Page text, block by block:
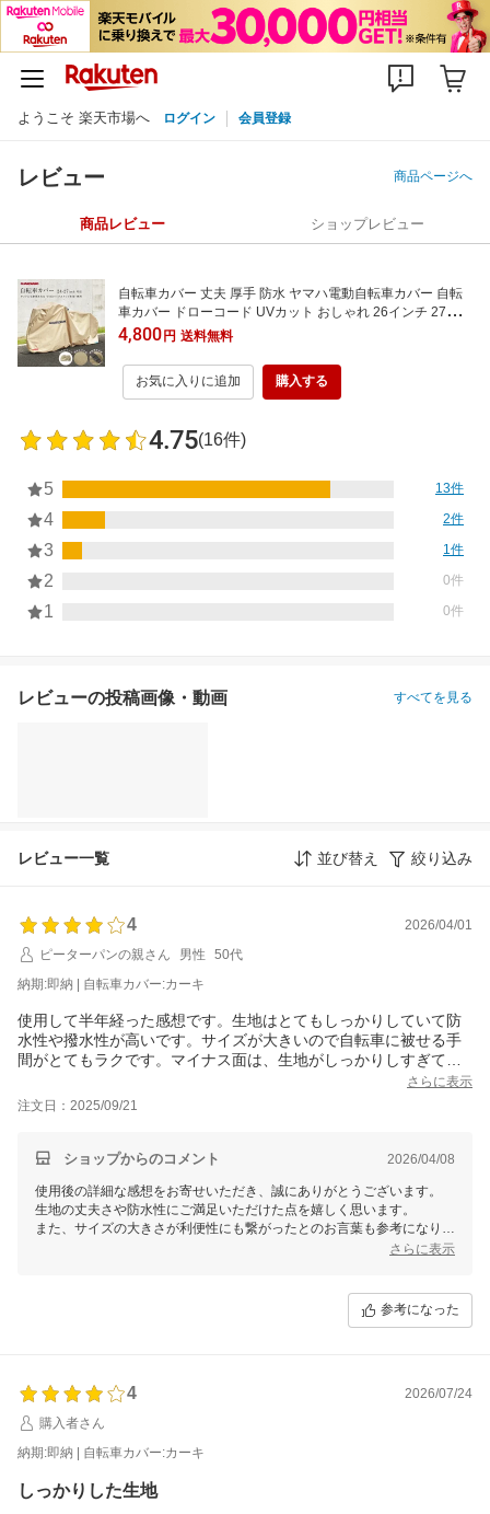
ようこそ 楽天市場へ ログイン 会員登録
レビュー 商品ページへ
商品レビュー ショップレビュー
自転車カバー 丈夫 厚手 防水 ヤマハ電動自転車カバー 自転
車カバー ドローコード UVカット おしゃれ 26インチ 27イン
チ 電動自転車カバー 後ろかご 大きい 破れにくい 飛ばない
サイクルカバー カーキ ベージュ パナソニック ブリジストン
YAMAHA PAS 柊
4,800円 送料無料
お気に入りに追加 購入する
4.75(16件)
5 13件
4 2件
3 1件
2 0件
1 0件
レビューの投稿画像・動画 すべてを見る
レビュー一覧 並び替え 絞り込み
4
2026/04/01
ピーターパンの親さん
男性
50代
納期:即納 | 自転車カバー:カーキ
使用して半年経った感想です。生地はとてもしっかりしていて防
水性や撥水性が高いです。サイズが大きいので自転車に被せる手
間がとてもラクです。マイナス面は、生地がしっかりしすぎて風
をまともに受けてしまうので強風の日には自転車がよく倒れるよ
うになりました。自転車スタンドを別に買わなければならなくな
用なら汚れませんが土の上での使用だと泥で汚れて大変かと思わ
さらに表示
注文日：2025/09/21
ショップからのコメント 2026/04/08
使用後の詳細な感想をお寄せいただき、誠にありがとうございます。
生地の丈夫さや防水性にご満足いただけた点を嬉しく思います。
また、サイズの大きさが利便性にも繋がったとのお言葉も参考になりま
付属の説明書にも記載がある通り、強風時には紐や固定具を使用してし
引き続き当商品をご愛用いただけましたら幸いです。
また何かご不明点やご意見がございましたら、ぜひお気軽にお知らせく
ださい。
さらに表示
参考になった
4
2026/07/24
購入者さん
納期:即納 | 自転車カバー:カーキ
しっかりした生地